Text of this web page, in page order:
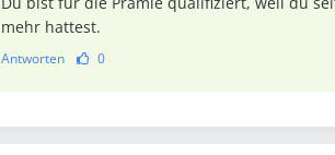
mehr hattest.
Antworten 0